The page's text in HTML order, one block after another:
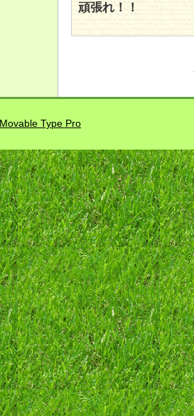
頑張れ！！
Movable Type Pro